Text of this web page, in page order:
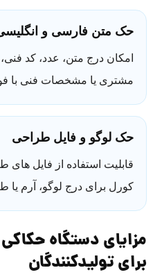
حک متن فارسی و
امکان درج متن، عدد، کد
مشتری یا مشخصات فنی با
حک لوگو و فایل طراحی
قابلیت استفاده از فایل های
کورل برای درج لوگو، آرم
مزایای دستگاه
برای تولیدکنندگان